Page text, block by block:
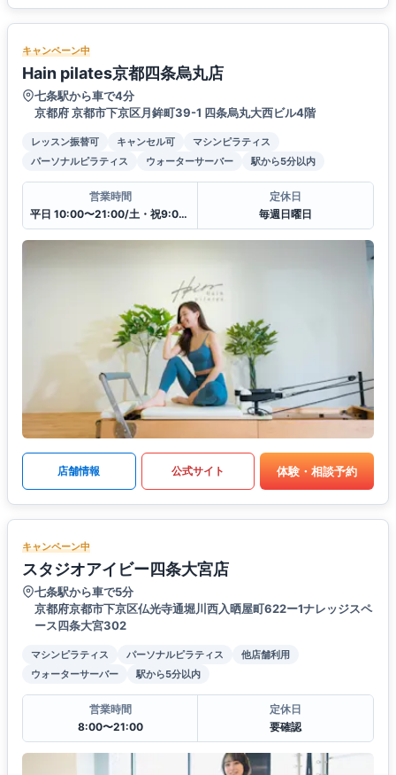
キャンペーン中
Hain pilates京都四条烏丸店
七条駅から車で4分
京都府 京都市下京区月鉾町39-1 四条烏丸大西ビル4階
レッスン振替可 キャンセル可
マシンピラティス
パーソナルピラティス
ウォーターサーバー 駅から5分以内
営業時間
平日 10:00〜21:00/土・祝9:00〜20:00
定休日
毎週日曜日
店舗情報 公式サイト 体験・相談予約
キャンペーン中
スタジオアイビー四条大宮店
七条駅から車で5分
京都府京都市下京区仏光寺通堀川西入晒屋町622ー1ナレッジスペ
ース四条大宮302
マシンピラティス パーソナルピラティス
他店舗利用
ウォーターサーバー
駅から5分以内
営業時間
8:00〜21:00
定休日
要確認